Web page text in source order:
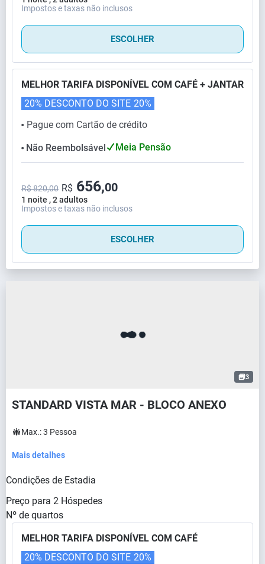
Impostos e taxas não inclusos
ESCOLHER
MELHOR TARIFA DISPONÍVEL COM CAFÉ + JANTAR
⬤ Pague com Cartão de crédito
20% DESCONTO DO SITE 20%
⬤ Não Reembolsável Meia Pensão
1 noite , 2 adultos
R$ 820,00 R$ 656,00
Impostos e taxas não inclusos
ESCOLHER
3
STANDARD VISTA MAR - BLOCO ANEXO
Max.:3 Pessoa
Mais detalhes
Condições de Estadia
Preço para 2 Hóspedes
Nº de quartos
MELHOR TARIFA DISPONÍVEL COM CAFÉ
20% DESCONTO DO SITE 20%